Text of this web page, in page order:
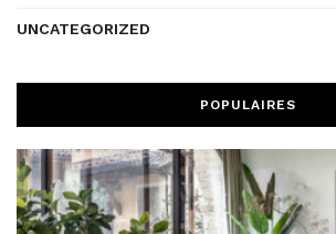
UNCATEGORIZED
POPULAIRES